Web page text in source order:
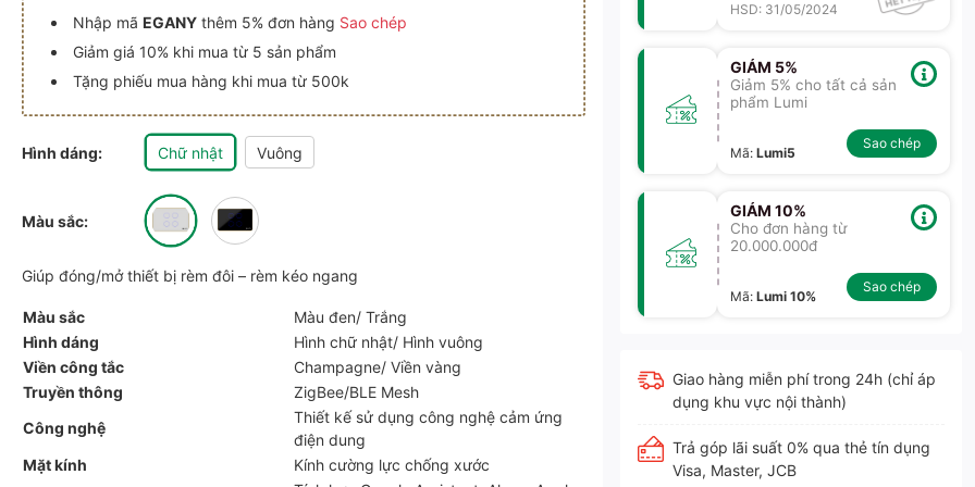
Nhập mã EGANYthêm 5% đơn hàng Sao chép
Giảm giá 10% khi mua từ 5 sản phẩm
Tặng phiếu mua hàng khi mua từ 500k
Hình dáng: Chữ nhật Vuông
Màu sắc:
Giúp đóng/mở thiết bị rèm đôi – rèm kéo ngang
Màu sắc
Màu đen/ Trắng
Hình dáng
Hình chữ nhật/ Hình vuông
Viền công tắc
Champagne/ Viền vàng
Truyền thông
ZigBee/BLE Mesh
Công nghệ
Thiết kế sử dụng công nghệ cảm ứng
điện dung
Mặt kính
Kính cường lực chống xước
HSD: 31/05/2024
GIẢM 5%
Giảm 5% cho tất cả sản
phẩm Lumi
Mã:Lumi5
Sao chép
GIẢM 10%
Cho đơn hàng từ
20.000.000đ
Mã:Lumi 10%
Sao chép
Giao hàng miễn phí trong 24h (chỉ áp
dụng khu vực nội thành)
Trả góp lãi suất 0% qua thẻ tín dụng
Visa, Master, JCB